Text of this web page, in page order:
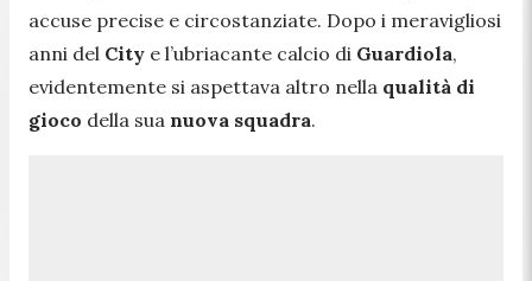
accuse precise e circostanziate. Dopo i meravigliosi
anni del City e l’ubriacante calcio di Guardiola,
evidentemente si aspettava altro nella qualità di
gioco della sua nuova squadra.